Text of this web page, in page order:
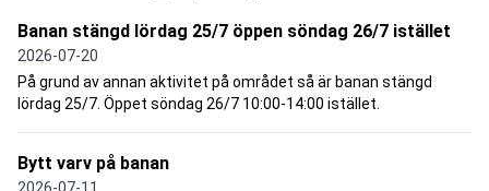
Banan stängd lördag 25/7 öppen söndag 26/7 istället
2026-07-20
På grund av annan aktivitet på området så är banan stängd
lördag 25/7. Öppet söndag 26/7 10:00-14:00 istället.
Bytt varv på banan